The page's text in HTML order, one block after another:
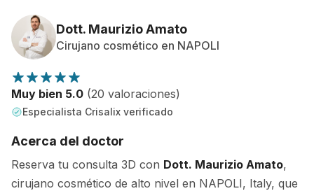
Reseñas de pacientes
Dott. Maurizio Amato
Cirujano cosmético en NAPOLI
Muy bien 5.0 (20 valoraciones)
Especialista Crisalix verificado
Acerca del doctor
Reserva tu consulta 3D con Dott. Maurizio Amato,
cirujano cosmético de alto nivel en NAPOLI, Italy, que